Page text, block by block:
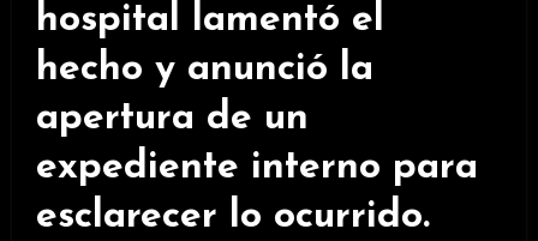
hospital lamentó el
hecho y anunció la
apertura de un
expediente interno para
esclarecer lo ocurrido.